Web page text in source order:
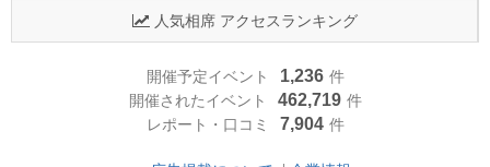
人気相席 アクセスランキング
開催予定イベント 1,236 件
開催されたイベント
462,719 件
レポート・口コミ
7,904 件